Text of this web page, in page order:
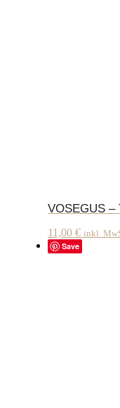
VOSEGUS –
11,00 € inkl.
Save